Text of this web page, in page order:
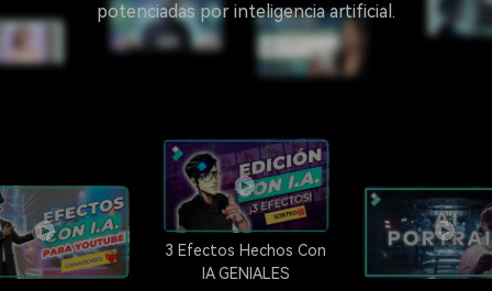
potenciadas por inteligencia artificial.
3 Efectos Hechos Con
IA GENIALES